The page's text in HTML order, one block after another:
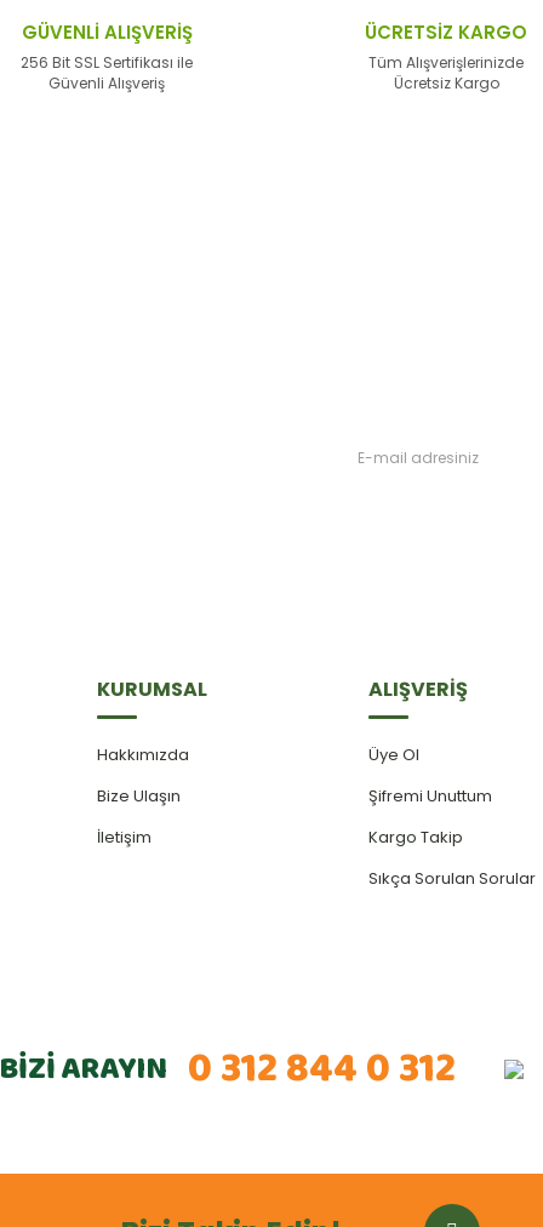
Ürün fiyatı diğer sitelerden daha pahalı.
Bu ürüne benzer farklı alternatifler olmalı.
GÜVENLİ ALIŞVERİŞ
256 Bit SSL Sertifikası ile
Güvenli Alışveriş
ÜCRETSİZ KARGO
Tüm Alışverişlerinizde
Ücretsiz Kargo
KURUMSAL
Hakkımızda
Bize Ulaşın
İletişim
ALIŞVERİŞ
Üye Ol
Şifremi Unuttum
Kargo Takip
Sıkça Sorulan Sorular
BİZİ ARAYIN 0 312 844 0 312